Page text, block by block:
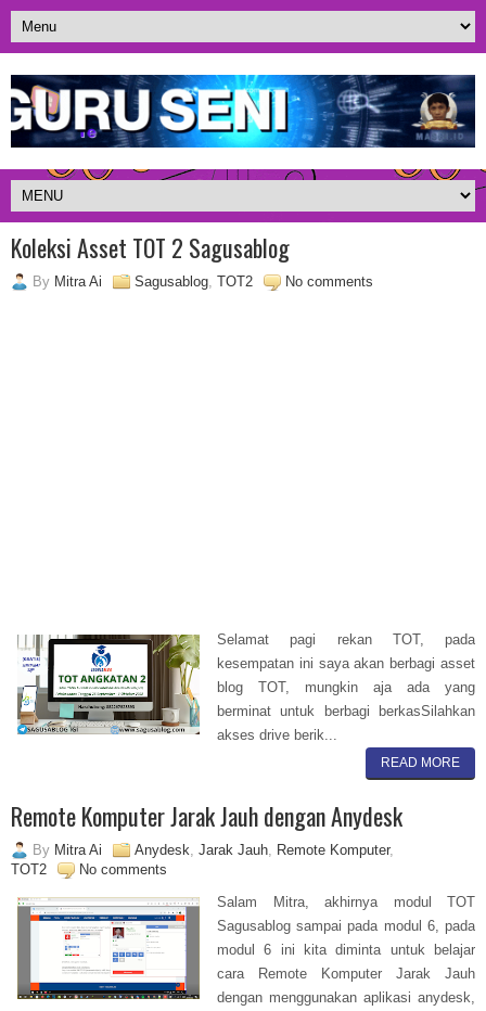
Koleksi Asset TOT 2 Sagusablog
By Mitra Ai Sagusablog TOT2 No comments
Selamat pagi rekan TOT, pada
kesempatan ini saya akan berbagi asset
blog TOT, mungkin aja ada yang
berminat untuk berbagi berkasSilahkan
akses drive berik...
READ MORE
Remote Komputer Jarak Jauh dengan Anydesk
By Mitra Ai Anydesk Jarak Jauh Remote Komputer,
TOT2
No comments
Salam Mitra, akhirnya modul TOT
Sagusablog sampai pada modul 6, pada
modul 6 ini kita diminta untuk belajar
cara Remote Komputer Jarak Jauh
dengan menggunakan aplikasi anydesk,